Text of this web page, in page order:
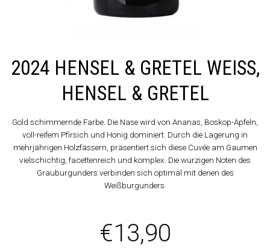
2024 HENSEL & GRETEL WEISS, H
ENSEL & GRETEL
Gold schimmernde Farbe. Die Nase wird von Ananas, Boskop-Äpfeln,
voll-reifem Pfirsich und Honig dominiert. Durch die Lagerung in
mehrjährigen Holzfässern, präsentiert sich diese Cuvée am Gaumen
vielschichtig, facettenreich und komplex. Die würzigen Noten des
Grauburgunders verbinden sich optimal mit denen des
Weißburgunders.
€13,90